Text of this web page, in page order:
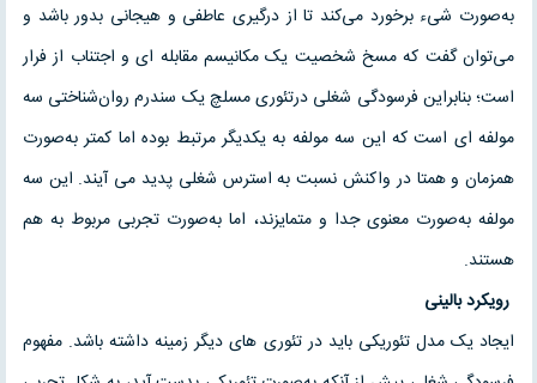
به‌صورت شیء برخورد می‌کند تا از درگیری عاطفی و هیجانی بدور باشد و
می‌توان گفت که مسخ شخصیت یک مکانیسم مقابله ای و اجتناب از فرار
است؛ بنابراین فرسودگی شغلی درتئوری مسلچ یک سندرم روان‌شناختی سه
مولفه ای است که این سه مولفه به یکدیگر مرتبط بوده اما کمتر به‌صورت
همزمان و همتا در واکنش نسبت به استرس شغلی پدید می آیند. این سه
مولفه به‌صورت معنوی جدا و متمایزند، اما به‌صورت تجربی مربوط به هم
هستند.
رویکرد بالینی
ایجاد یک مدل تئوریکی باید در تئوری های دیگر زمینه داشته باشد. مفهوم